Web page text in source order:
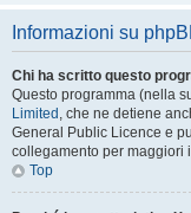
Informazioni su
Chi ha scritto questo
Questo programma (nella
Limited , che ne detiene
General Public Licence e
collegamento per maggiori
Top